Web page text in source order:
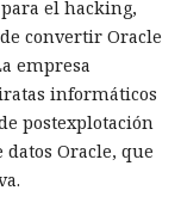
web streams a
toda la capa de
de solicitudes
de la carga útil
un
el hacking,
convertir Oracle
empresa
informáticos
postexplotación
Oracle, que